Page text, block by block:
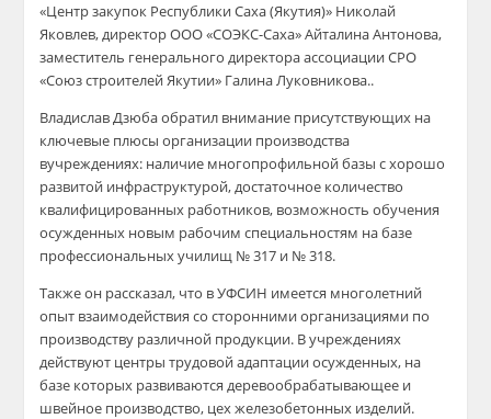
«Центр закупок Республики Саха (Якутия)» Николай
Яковлев, директор ООО «СОЭКС-Саха»АйталинаАнтонова,
заместитель генерального директора ассоциации СРО
«Союз строителей Якутии» ГалинаЛуковникова..
Владислав Дзюбаобратил внимание присутствующих на
ключевые плюсы организации производства
вучреждениях: наличие многопрофильной базы с хорошо
развитой инфраструктурой, достаточное количество
квалифицированных работников, возможность обучения
осужденных новым рабочим специальностям на базе
профессиональных училищ № 317 и № 318.
Также он рассказал, что в УФСИН имеется многолетний
опыт взаимодействия со сторонними организациями по
производству различной продукции. В учреждениях
действуют центры трудовой адаптации осужденных, на
базе которых развиваютсядеревообрабатывающее и
швейное производство, цехжелезобетонных изделий.